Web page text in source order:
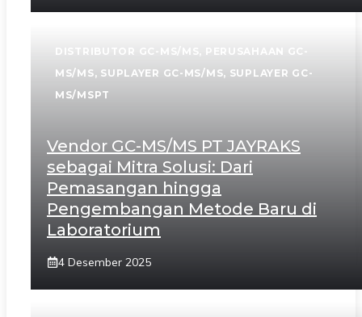
DISTRIBUTOR GC-MS/MS
PERUSAHAAN GC-
MS/MS, SUPLAYER GC-MS/MS, SUPLAYER GC-
MS/MSPT
Vendor GC-MS/MS PT JAYRAKS
sebagai Mitra Solusi: Dari
Pemasangan hingga
Pengembangan Metode Baru di
Laboratorium
4 Desember 2025